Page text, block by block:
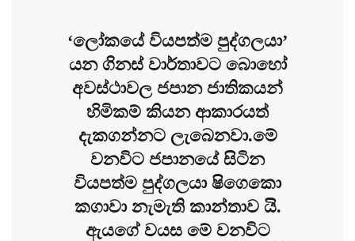
‘ලෝකයේ වියපත්ම පුද්ගලයා’
යන ගිනස් වාර්තාවට බොහෝ
අවස්ථාවල ජපාන ජාතිකයන්
හිමිකම් කියන ආකාරයත්
දැකගන්නට ලැබෙනවා.මේ
වනවිට ජපානයේ සිටින
වියපත්ම පුද්ගලයා ෂිගෙකො
කගාවා නැමැති කාන්තාව යි.
ඇයගේ වයස මේ වනවිට